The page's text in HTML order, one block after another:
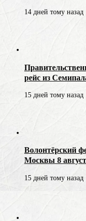
14 дней тому назад
рейс из
15 дней тому назад
Волонтёрский
Москвы 8
15 дней тому назад